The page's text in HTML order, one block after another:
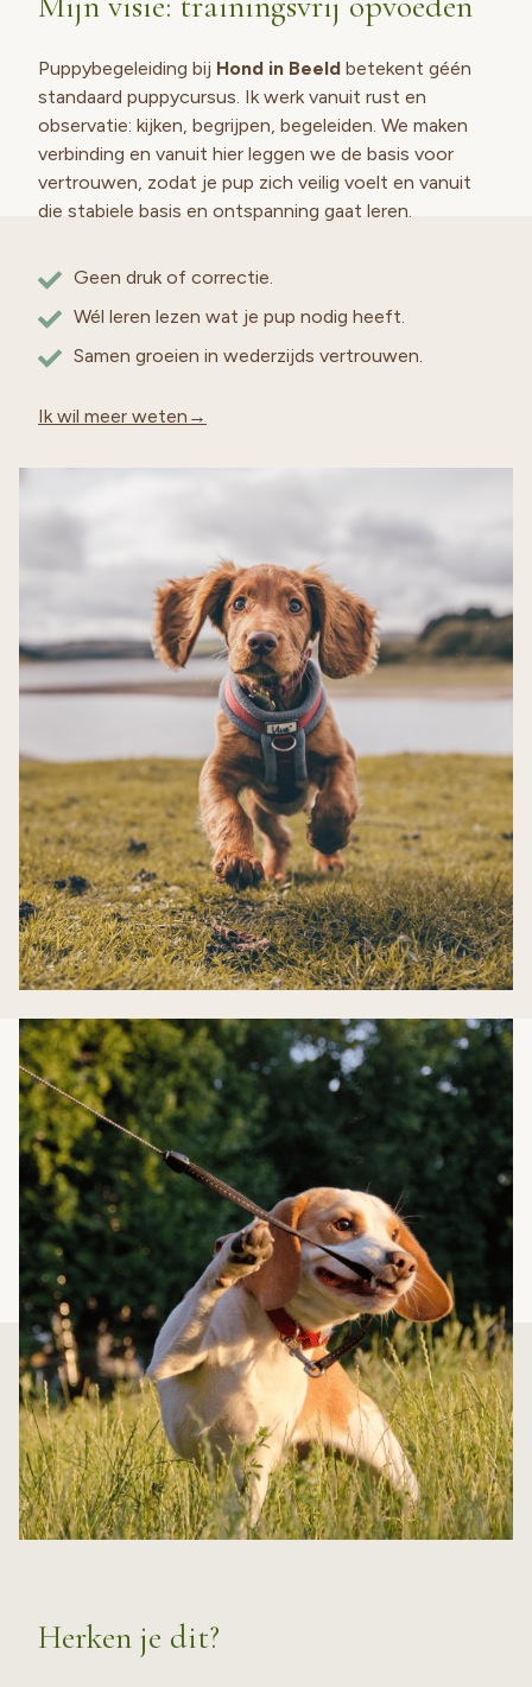
Puppybegeleiding bij Hond in Beeld betekent géén
standaard puppycursus. Ik werk vanuit rust en
observatie: kijken, begrijpen, begeleiden. We maken
verbinding en vanuit hier leggen we de basis voor
vertrouwen, zodat je pup zich veilig voelt en vanuit
die stabiele basis en ontspanning gaat leren.
Geen druk of correctie.
Wél leren lezen wat je pup nodig heeft.
Samen groeien in wederzijds vertrouwen.
Ik wil meer weten→
Herken je dit?